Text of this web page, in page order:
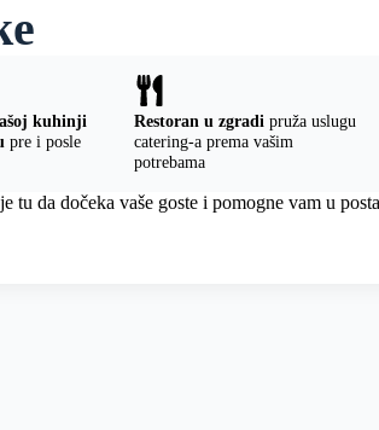
kuhinji
pre i posle
Restoran u zgradipruža uslugu
catering-a prema vašim
potrebama
tu da dočeka vaše goste i pomogne vam u